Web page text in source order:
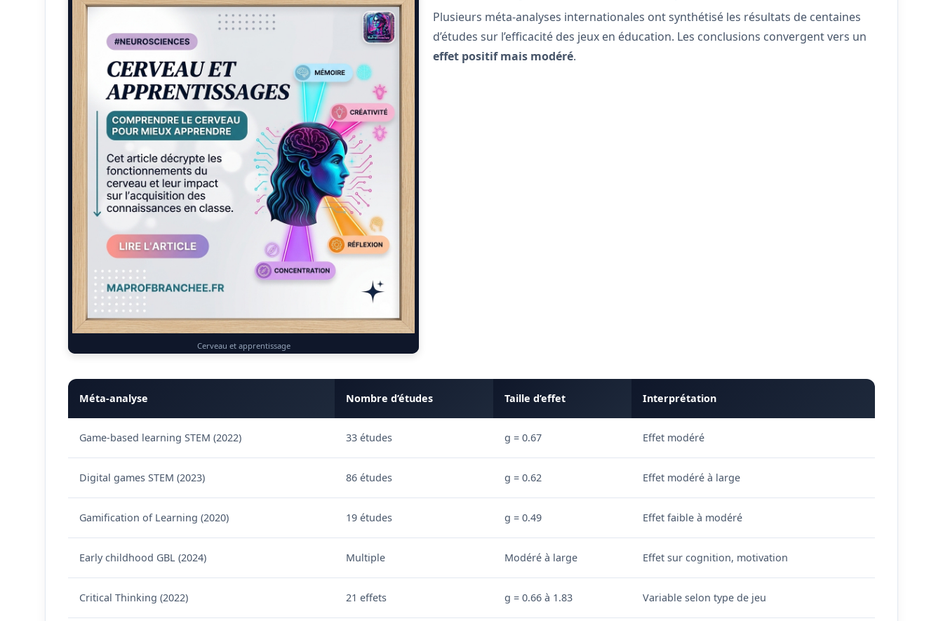
Cerveau et apprentissage
Plusieurs méta-analyses internationales ont synthétisé les résultats de centaines
d’études sur l’efficacité des jeux en éducation. Les conclusions convergent vers un
effet positif mais modéré.
Méta-analyse Nombre d’études Taille d’effet Interprétation
Game-based learning STEM (2022) 33 études g = 0.67 Effet modéré
Digital games STEM (2023) 86 études g = 0.62 Effet modéré à large
Gamification of Learning (2020) 19 études g = 0.49 Effet faible à modéré
Early childhood GBL (2024) Multiple Modéré à large Effet sur cognition, motivation
Critical Thinking (2022) 21 effets g = 0.66 à 1.83 Variable selon type de jeu